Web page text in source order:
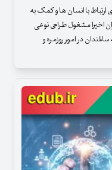
ارتباط با انسان ها و کمک به
اخیرا مشغول طراحی نوعی
در امور روزمره و